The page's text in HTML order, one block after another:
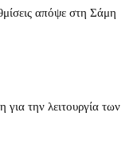
απόψε στη Σάμη
την λειτουργία των